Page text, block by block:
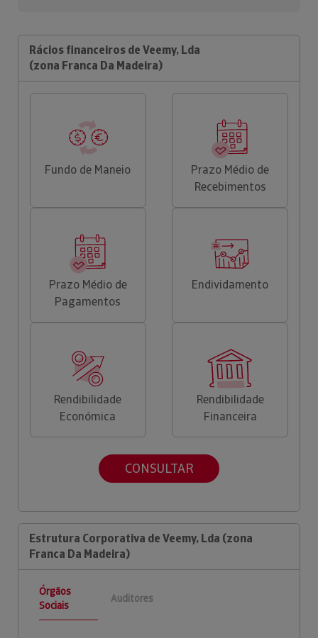
Rácios financeiros de Veemy, Lda
(zona Franca Da Madeira)
Fundo de Maneio
Prazo Médio de
Recebimentos
Prazo Médio de
Pagamentos
Endividamento
Rendibilidade
Económica
Rendibilidade
Financeira
CONSULTAR
Estrutura Corporativa de Veemy, Lda (zona
Franca Da Madeira)
Órgãos
Sociais
Auditores